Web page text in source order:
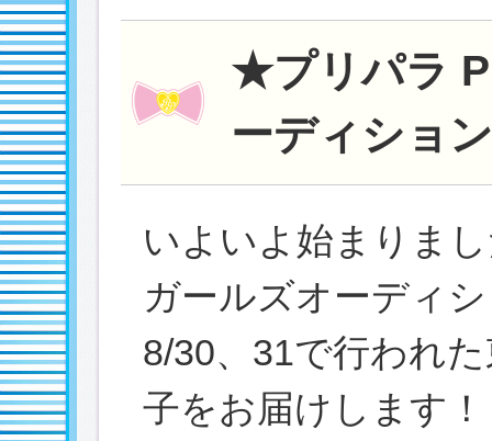
★プリパラ
ーディショ
いよいよ始まりま
ガールズオーディ
8/30、31で行われ
子をお届けします！